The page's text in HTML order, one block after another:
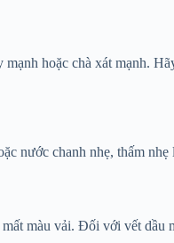
hoặc chà xát mạnh.
nước chanh nhẹ, thấm
màu vải. Đối với vết dầu